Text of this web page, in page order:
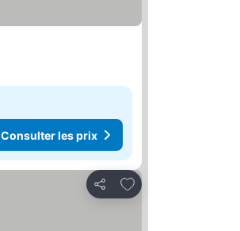
Consulter les prix
Partager
Ajouter à mes favoris